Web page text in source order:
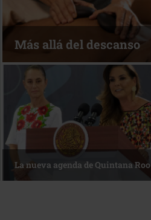
Más allá del descanso
La nueva agenda de Quintana Roo